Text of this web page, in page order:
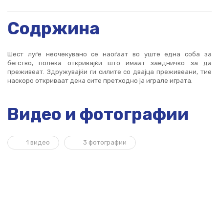
Содржина
Шест луѓе неочекувано се наоѓаат во уште една соба за
бегство, полека откривајќи што имаат заедничко за да
преживеат. Здружувајќи ги силите со двајца преживеани, тие
наскоро откриваат дека сите претходно ја играле играта.
Видео и фотографии
1 видео 3 фотографии